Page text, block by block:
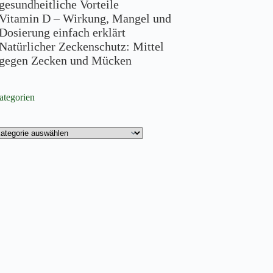
Vorteile
D – Wirkung, Mangel und
einfach erklärt
Zeckenschutz: Mittel
Zecken und Mücken